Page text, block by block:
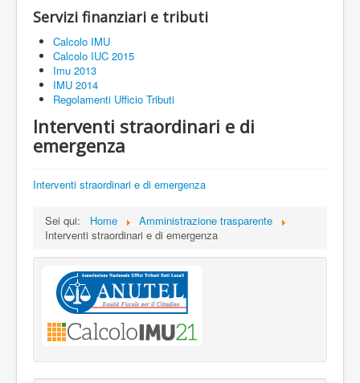
Servizi finanziari e tributi
Calcolo IMU
Calcolo IUC 2015
Imu 2013
IMU 2014
Regolamenti Ufficio Tributi
Interventi straordinari e di
emergenza
Interventi straordinari e di emergenza
Sei qui: Home
Amministrazione trasparente
Interventi straordinari e di emergenza